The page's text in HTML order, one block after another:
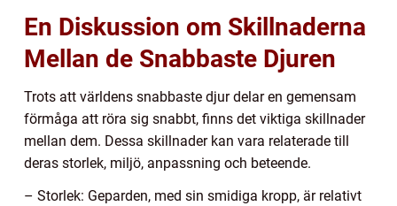
En Diskussion om Skillnaderna
Mellan de Snabbaste Djuren
Trots att världens snabbaste djur delar en gemensam
förmåga att röra sig snabbt, finns det viktiga skillnader
mellan dem. Dessa skillnader kan vara relaterade till
deras storlek, miljö, anpassning och beteende.
– Storlek: Geparden, med sin smidiga kropp, är relativt